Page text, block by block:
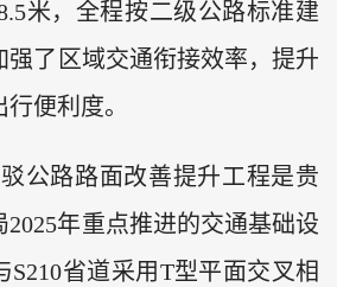
米，全程按二级公路标准建
强了区域交通衔接效率，提升
便利度。
公路路面改善提升工程是贵
年重点推进的交通基础设
S210省道采用T型平面交叉相